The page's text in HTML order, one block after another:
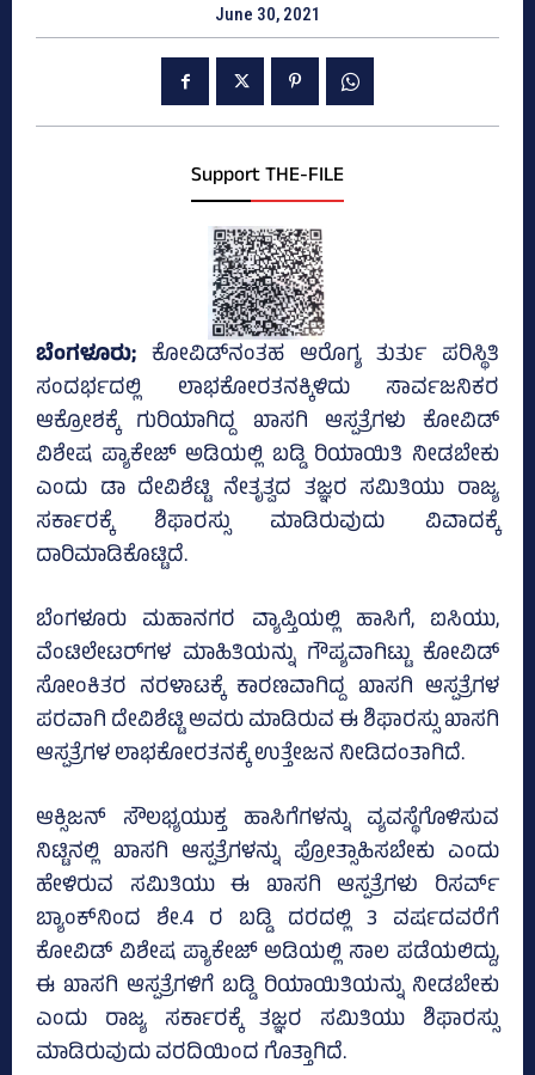
June 30, 2021
Support THE-FILE
ಬೆಂಗಳೂರು; ಕೋವಿಡ್‌ನಂತಹ ಆರೊಗ್ಯ ತುರ್ತು ಪರಿಸ್ಥಿತಿ
ಸಂದರ್ಭದಲ್ಲಿ ಲಾಭಕೋರತನಕ್ಕಿಳಿದು ಸಾರ್ವಜನಿಕರ
ಆಕ್ರೋಶಕ್ಕೆ ಗುರಿಯಾಗಿದ್ದ ಖಾಸಗಿ ಆಸ್ಪತ್ರೆಗಳು ಕೋವಿಡ್‌
ವಿಶೇಷ ಪ್ಯಾಕೇಜ್‌ ಅಡಿಯಲ್ಲಿ ಬಡ್ಡಿ ರಿಯಾಯಿತಿ ನೀಡಬೇಕು
ಎಂದು ಡಾ ದೇವಿಶೆಟ್ಟಿ ನೇತೃತ್ವದ ತಜ್ಞರ ಸಮಿತಿಯು ರಾಜ್ಯ
ಸರ್ಕಾರಕ್ಕೆ ಶಿಫಾರಸ್ಸು ಮಾಡಿರುವುದು ವಿವಾದಕ್ಕೆ
ದಾರಿಮಾಡಿಕೊಟ್ಟಿದೆ.
ಬೆಂಗಳೂರು ಮಹಾನಗರ ವ್ಯಾಪ್ತಿಯಲ್ಲಿ ಹಾಸಿಗೆ, ಐಸಿಯು,
ವೆಂಟಿಲೇಟರ್‌ಗಳ ಮಾಹಿತಿಯನ್ನು ಗೌಪ್ಯವಾಗಿಟ್ಟು ಕೋವಿಡ್‌
ಸೋಂಕಿತರ ನರಳಾಟಕ್ಕೆ ಕಾರಣವಾಗಿದ್ದ ಖಾಸಗಿ ಆಸ್ಪತ್ರೆಗಳ
ಪರವಾಗಿ ದೇವಿಶೆಟ್ಟಿ ಅವರು ಮಾಡಿರುವ ಈ ಶಿಫಾರಸ್ಸು ಖಾಸಗಿ
ಆಸ್ಪತ್ರೆಗಳ ಲಾಭಕೋರತನಕ್ಕೆ ಉತ್ತೇಜನ ನೀಡಿದಂತಾಗಿದೆ.
ಆಕ್ಸಿಜನ್‌ ಸೌಲಭ್ಯಯುಕ್ತ ಹಾಸಿಗೆಗಳನ್ನು ವ್ಯವಸ್ಥೆಗೊಳಿಸುವ
ನಿಟ್ಟಿನಲ್ಲಿ ಖಾಸಗಿ ಆಸ್ಪತ್ರೆಗಳನ್ನು ಪ್ರೋತ್ಸಾಹಿಸಬೇಕು ಎಂದು
ಹೇಳಿರುವ ಸಮಿತಿಯು ಈ ಖಾಸಗಿ ಆಸ್ಪತ್ರೆಗಳು ರಿಸರ್ವ್‌
ಬ್ಯಾಂಕ್‌ನಿಂದ ಶೇ.4 ರ ಬಡ್ಡಿ ದರದಲ್ಲಿ 3 ವರ್ಷದವರೆಗೆ
ಕೋವಿಡ್‌ ವಿಶೇಷ ಪ್ಯಾಕೇಜ್‌ ಅಡಿಯಲ್ಲಿ ಸಾಲ ಪಡೆಯಲಿದ್ದು,
ಈ ಖಾಸಗಿ ಆಸ್ಪತ್ರೆಗಳಿಗೆ ಬಡ್ಡಿ ರಿಯಾಯಿತಿಯನ್ನು ನೀಡಬೇಕು
ಎಂದು ರಾಜ್ಯ ಸರ್ಕಾರಕ್ಕೆ ತಜ್ಞರ ಸಮಿತಿಯು ಶಿಫಾರಸ್ಸು
ಮಾಡಿರುವುದು ವರದಿಯಿಂದ ಗೊತ್ತಾಗಿದೆ.